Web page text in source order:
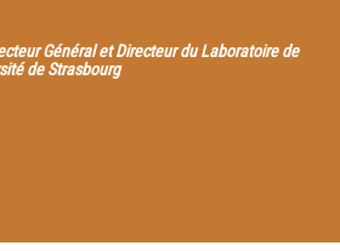
Général et Directeur du Laboratoire de
de Strasbourg